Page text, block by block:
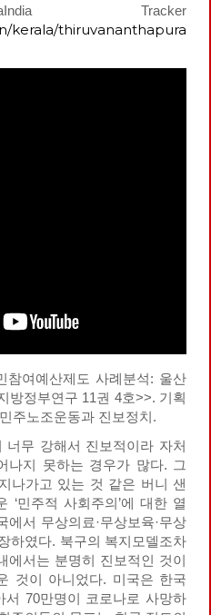
Tracker
kerala/thiruvananthapura
참여예산제도 사례분석: 울산
방정부연구 11권 4호>>. 기획
주노조운동과 진보정치.
너무 강해서 진보적이라 자처
나지 못하는 경우가 많다. 그
나가고 있는 것 같은 버니 샌
‘민주적 사회주의’에 대한 열
서 무상의료·무상보육·무상
하였다. 북구의 복지모델조차
에서는 분명히 진보적인 것이
것이 아니었다. 미국은 한국
서 70만명이 코로나로 사망하